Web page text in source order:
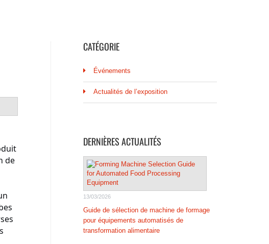
CATÉGORIE
Événements
Actualités de l’exposition
DERNIÈRES ACTUALITÉS
13/03/2026
Guide de sélection de machine de formage
pour équipements automatisés de
transformation alimentaire